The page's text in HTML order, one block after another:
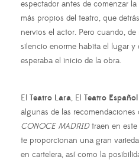
espectador antes de comenzar
más propios del teatro, que
nervios el actor. Pero cuando,
silencio enorme habita el lugar
esperaba el inicio de la obra.
El Teatro Lara, El Teatro Español
algunas de las
CONOCE MADRIDtraen en este
te proporcionan una gran
en cartelera, así como la